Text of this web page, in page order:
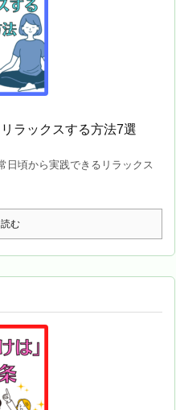
ラックスする方法7選
日頃から実践できるリラックス
む